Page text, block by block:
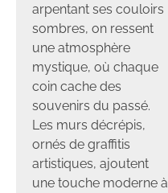
arpentant ses couloirs
sombres, on ressent
une atmosphère
mystique, où chaque
coin cache des
souvenirs du passé.
Les murs décrépis,
ornés de graffitis
artistiques, ajoutent
une touche moderne à